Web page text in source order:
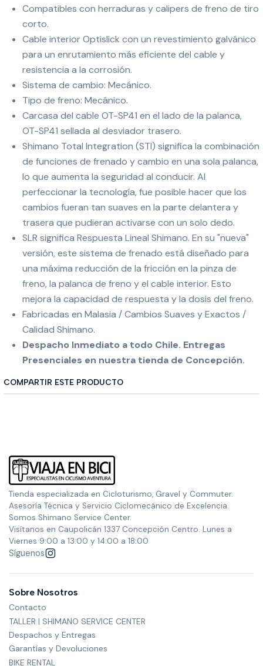
Compatibles con herraduras y calipers de freno de tiro
corto.
Cable interior Optislick con un revestimiento galvánico
para un enrutamiento más eficiente del cable y
resistencia a la corrosión.
Sistema de cambio: Mecánico.
Tipo de freno: Mecánico.
Carcasa del cable OT-SP41 en el lado de la palanca,
OT-SP41 sellada al desviador trasero.
Shimano Total Integration (STI) significa la combinación
de funciones de frenado y cambio en una sola palanca,
lo que aumenta la seguridad al conducir. Al
perfeccionar la tecnología, fue posible hacer que los
cambios fueran tan suaves en la parte delantera y
trasera que pudieran activarse con un solo dedo.
SLR significa Respuesta Lineal Shimano. En su "nueva"
versión, este sistema de frenado está diseñado para
una máxima reducción de la fricción en la pinza de
freno, la palanca de freno y el cable interior. Esto
mejora la capacidad de respuesta y la dosis del freno.
Fabricadas en Malasia / Cambios Suaves y Exactos /
Calidad Shimano.
Despacho Inmediato a todo Chile. Entregas
Presenciales en nuestra tienda de Concepción.
COMPARTIR ESTE PRODUCTO
Tienda especializada en Cicloturismo, Gravel y Commuter.
Asesoría Técnica y Servicio Ciclomecánico de Excelencia.
Somos Shimano Service Center.
Visítanos en Caupolicán 1337 Concepción Centro. Lunes a
Viernes 9:00 a 13:00 y 14:00 a 18:00
Síguenos
Sobre Nosotros
Contacto
TALLER | SHIMANO SERVICE CENTER
Despachos y Entregas
Garantías y Devoluciones
BIKE RENTAL